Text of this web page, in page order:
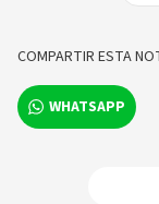
COMPARTIR ESTA
WHATSAPP